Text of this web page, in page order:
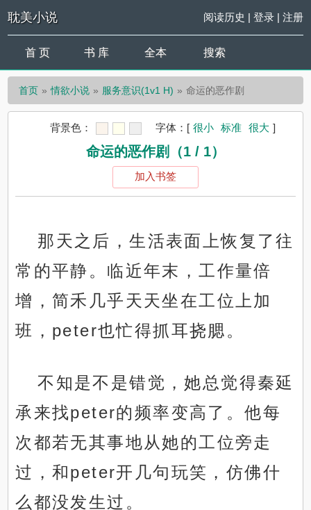
耽美小说 阅读历史 | 登录| 注册
首 页 书 库 全本 搜索
首页 情欲小说 服务意识(1v1 H) 命运的恶作剧
背景色： 字体： [ 很小 标准 很大 ]
命运的恶作剧（1 / 1）
加入书签
那天之后，生活表面上恢复了往
常的平静。临近年末，工作量倍
增，简禾几乎天天坐在工位上加
班，peter也忙得抓耳挠腮。
不知是不是错觉，她总觉得秦延
承来找peter的频率变高了。他每
次都若无其事地从她的工位旁走
过，和peter开几句玩笑，仿佛什
么都没发生过。